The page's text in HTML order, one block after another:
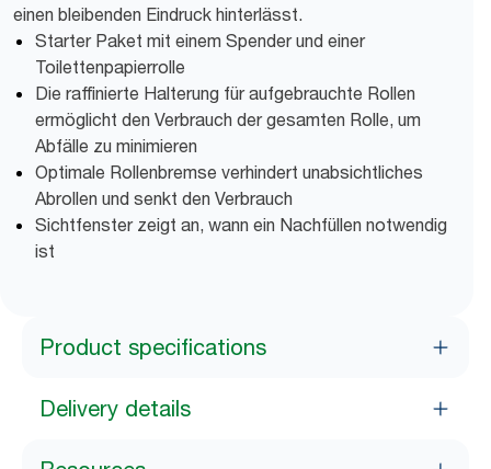
einen bleibenden Eindruck hinterlässt.
Starter Paket mit einem Spender und einer
Toilettenpapierrolle
Die raffinierte Halterung für aufgebrauchte Rollen
ermöglicht den Verbrauch der gesamten Rolle, um
Abfälle zu minimieren
Optimale Rollenbremse verhindert unabsichtliches
Abrollen und senkt den Verbrauch
Sichtfenster zeigt an, wann ein Nachfüllen notwendig
ist
Product specifications
Delivery details